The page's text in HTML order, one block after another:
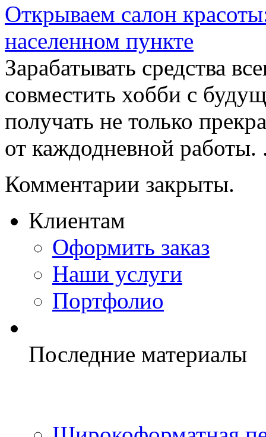
Открываем салон
населенном пункте
Зарабатывать средства
совместить хобби с
получать не только
от каждодневной работы.
Комментарии закрыты.
Клиентам
Оформить заказ
Наши услуги
Портфолио
Последние материалы